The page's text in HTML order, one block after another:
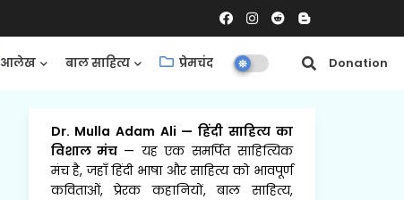
आलेख बाल साहित्य प्रेमचंद समीक्षाएँ Donation
Dr. Mulla Adam Ali —हिंदी साहित्य का
विशाल मंच — यह एक समर्पित साहित्यिक
मंच है, जहाँ हिंदी भाषा और साहित्य को भावपूर्ण
कविताओं, प्रेरक कहानियों, बाल साहित्य,